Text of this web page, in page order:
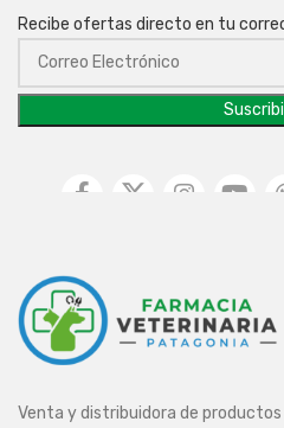
Recibe ofertas directo en tu
Venta y distribuidora de